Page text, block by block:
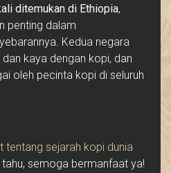
ditemukan di Ethiopia,
penting dalam
Kedua negara
kaya dengan kopi, dan
oleh pecinta kopi di seluruh
tentang sejarah kopi dunia
semoga bermanfaat ya!